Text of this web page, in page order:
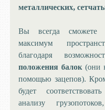
металлических,
Вы всегда сможете
максимум
благодаря
положения балок (они
помощью зацепов).
будет
анализу